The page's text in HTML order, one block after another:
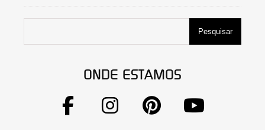
Pesquisar
ONDE ESTAMOS